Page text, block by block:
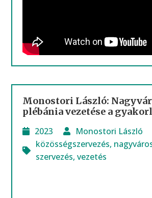
Monostori László:
plébánia vezetése a
2023
Monostori László
közösségszervezés,
szervezés,vezetés